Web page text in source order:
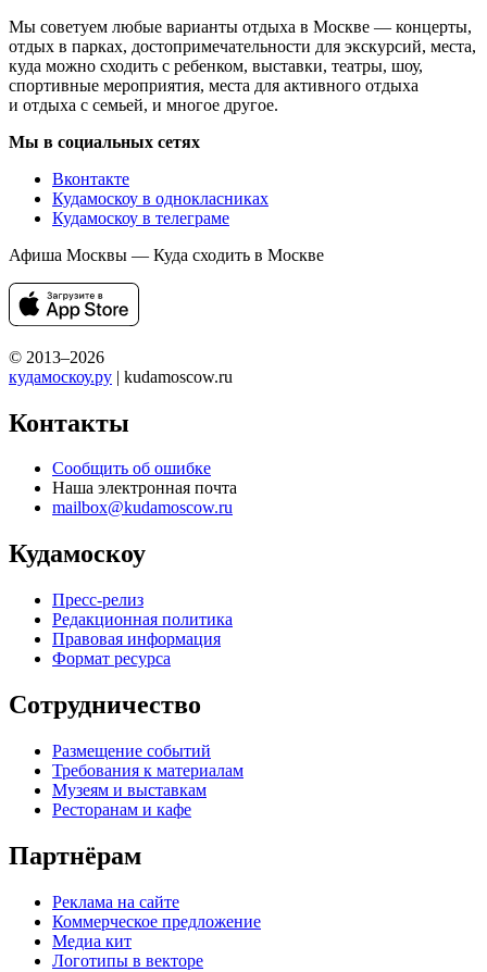
Мы советуем любые варианты отдыха в Москве — концерты,
отдых в парках, достопримечательности для экскурсий, места,
куда можно сходить с ребенком, выставки, театры, шоу,
спортивные мероприятия, места для активного отдыха
и отдыха с семьей, и многое другое.
Мы в социальных сетях
Вконтакте
Кудамоскоу в однокласниках
Кудамоскоу в телеграме
Афиша Москвы — Куда сходить в Москве
© 2013–2026
кудамоскоу.ру | kudamoscow.ru
Контакты
Сообщить об ошибке
Наша электронная почта
mailbox@kudamoscow.ru
Кудамоскоу
Пресс-релиз
Редакционная политика
Правовая информация
Формат ресурса
Сотрудничество
Размещение событий
Требования к материалам
Музеям и выставкам
Ресторанам и кафе
Партнёрам
Реклама на сайте
Коммерческое предложение
Медиа кит
Логотипы в векторе